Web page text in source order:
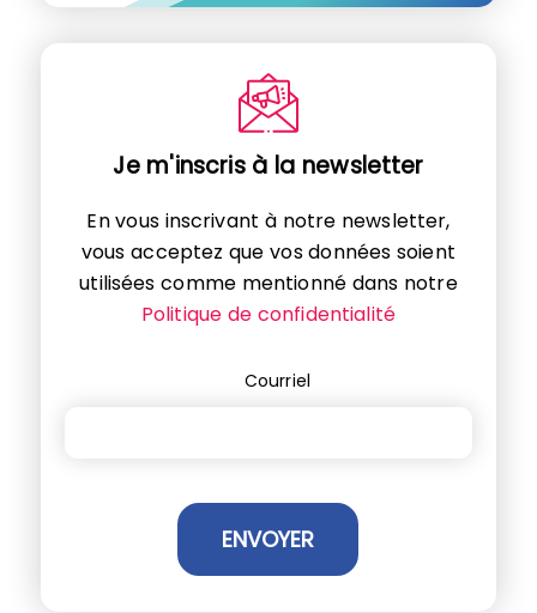
Je m'inscris à la newsletter
En vous inscrivant à notre newsletter,
vous acceptez que vos données soient
utilisées comme mentionné dans notre
Politique de confidentialité
Courriel